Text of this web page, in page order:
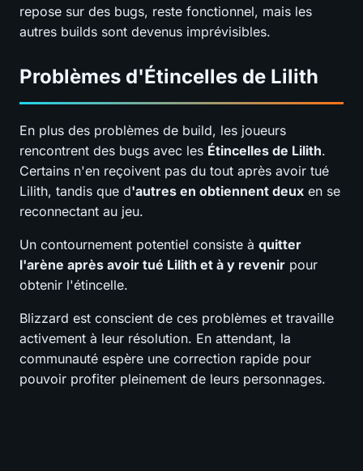
repose sur des bugs, reste fonctionnel, mais les
autres builds sont devenus imprévisibles.
Problèmes d'Étincelles de Lilith
En plus des problèmes de build, les joueurs
rencontrent des bugs avec les Étincelles de Lilith.
Certains n'en reçoivent pas du tout après avoir tué
Lilith, tandis que d'autres en obtiennent deux en se
reconnectant au jeu.
Un contournement potentiel consiste à quitter
l'arène après avoir tué Lilith et à y revenir pour
obtenir l'étincelle.
Blizzard est conscient de ces problèmes et travaille
activement à leur résolution. En attendant, la
communauté espère une correction rapide pour
pouvoir profiter pleinement de leurs personnages.